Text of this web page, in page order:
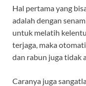
Hal pertama yang
adalah dengan
untuk melatih
terjaga, maka
dan rabun juga tidak
Caranya juga